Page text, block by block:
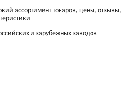
ассортимент товаров, цены, отзывы,
и зарубежных заводов-